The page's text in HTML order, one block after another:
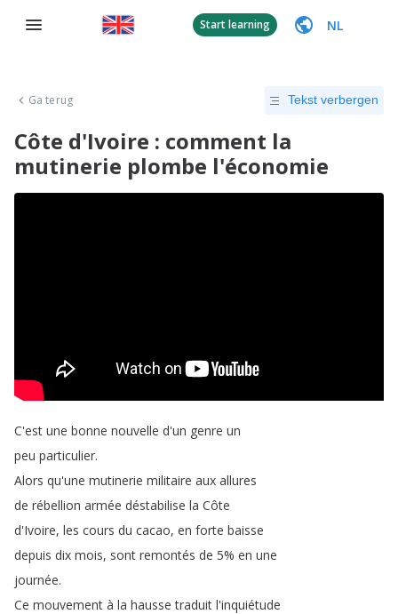
Start learning NL
Ga terug Tekst verbergen
Côte d'Ivoire : comment la
mutinerie plombe l'économie
C'est une bonne nouvelle d'un genre un
peu particulier.
Alors qu'une mutinerie militaire aux allures
de rébellion armée déstabilise la Côte
d'Ivoire, les cours du cacao, en forte baisse
depuis dix mois, sont remontés de 5% en une
journée.
Ce mouvement à la hausse traduit l'inquiétude